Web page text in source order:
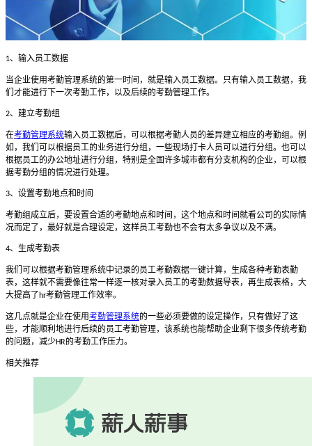
1、输入员工数据
当企业使用考勤管理系统的第一时间，就是输入员工数据。只有输入员工数据，我
们才能进行下一次考勤工作，以及后续的考勤管理工作。
2、建立考勤组
在考勤管理系统输入员工数据后，可以根据考勤人员的差异建立相应的考勤组。例
如，我们可以根据员工的业务进行分组，一些现场打卡人员可以进行分组。也可以
根据员工的办公地址进行分组，特别是全国许多城市都有分支机构的企业，可以根
据考勤分组的情况进行处理。
3、设置考勤地点和时间
考勤组成立后，要设置合适的考勤地点和时间，这个地点和时间就看公司的实际情
况而定了，最好就是合理设定，这样员工考勤也不会有太多争议以及不满。
4、生成考勤表
我们可以根据考勤管理系统中记录的员工考勤数据一键计算，生成各种考勤表勤
表，这样就不需要像往常一样逐一核对录入员工的考勤数据导表，再生成表格，大
大提高了 hr考勤管理工作效率。
这几点就是企业在使用考勤管理系统的一些必须要做的设定操作，只有做好了这
些，才能顺利地进行后续的员工考勤管理，该系统也能帮助企业剩下很多传统考勤
的问题，减少HR的考勤工作压力。
相关推荐